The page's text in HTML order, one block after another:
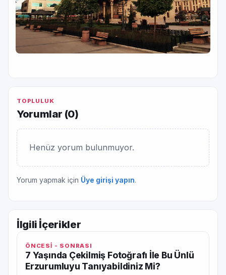
TOPLULUK
Yorumlar (0)
Henüz yorum bulunmuyor.
Yorum yapmak için Üye girişi yapın.
İlgili İçerikler
ÖNCESİ - SONRASI
7 Yaşında Çekilmiş Fotoğrafı İle Bu Ünlü
Erzurumluyu Tanıyabildiniz Mi?